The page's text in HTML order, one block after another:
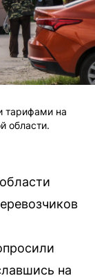
тарифами на
области.
на